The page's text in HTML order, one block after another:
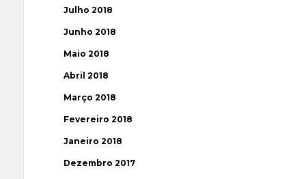
Julho 2018
Junho 2018
Maio 2018
Abril 2018
Março 2018
Fevereiro 2018
Janeiro 2018
Dezembro 2017